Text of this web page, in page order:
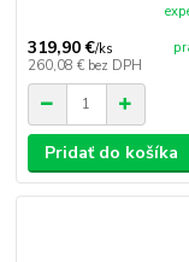
319,90 €/ks
260,08 € bez DPH
Pridať do košíka